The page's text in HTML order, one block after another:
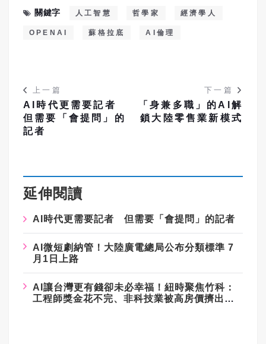
關鍵字
人工智慧 哲學家 經濟學人
OPENAI 蘇格拉底 AI倫理
上一篇
AI時代更需要記者
但需要「會提問」的
記者
下一篇
「身兼多職」的AI解
鎖大陸零售業新模式
延伸閱讀
AI時代更需要記者 但需要「會提問」的記者
AI微短劇納管！大陸廣電總局公布分類標準 7
月1日上路
AI讓台灣更有錢卻未必幸福！紐時聚焦竹科：
工程師獎金花不完、非科技業被高房價擠出市